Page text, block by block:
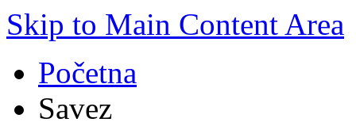
Skip to Main Content Area
Početna
Savez